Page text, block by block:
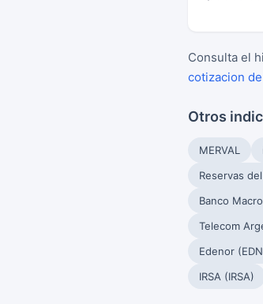
Consulta el
cotizacion
Otros
MERVAL
Reservas del
Banco
Telecom
Edenor
IRSA (IRSA)